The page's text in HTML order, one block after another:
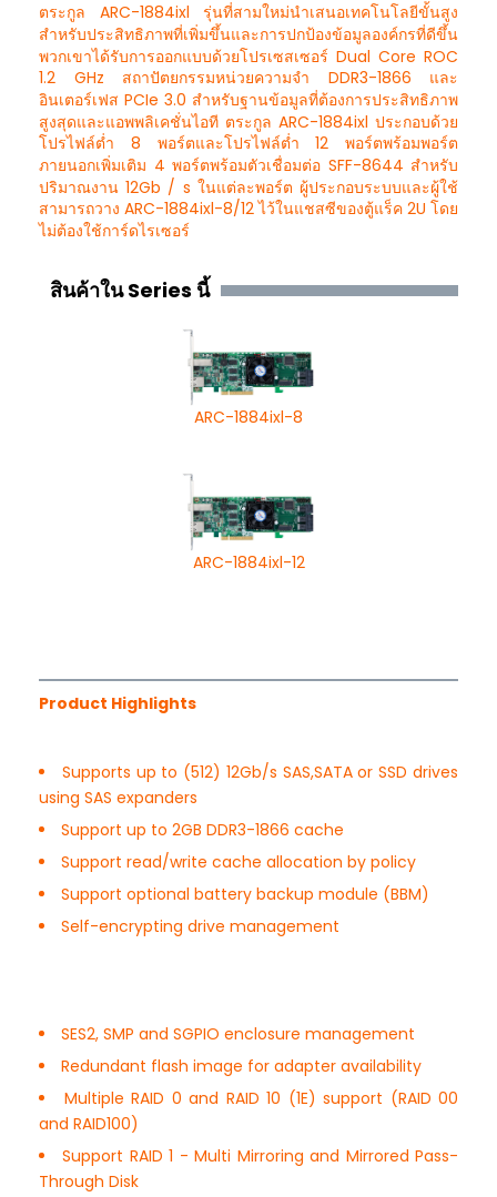
ตระกูล ARC-1884ixl รุ่นที่สามใหม่นำเสนอเทคโนโลยีขั้นสูง
สำหรับประสิทธิภาพที่เพิ่มขึ้นและการปกป้องข้อมูลองค์กรที่ดีขึ้น
พวกเขาได้รับการออกแบบด้วยโปรเซสเซอร์ Dual Core ROC
1.2 GHz สถาปัตยกรรมหน่วยความจำ DDR3-1866 และ
อินเตอร์เฟส PCIe 3.0 สำหรับฐานข้อมูลที่ต้องการประสิทธิภาพ
สูงสุดและแอพพลิเคชั่นไอที ตระกูล ARC-1884ixl ประกอบด้วย
โปรไฟล์ต่ำ 8 พอร์ตและโปรไฟล์ต่ำ 12 พอร์ตพร้อมพอร์ต
ภายนอกเพิ่มเติม 4 พอร์ตพร้อมตัวเชื่อมต่อ SFF-8644 สำหรับ
ปริมาณงาน 12Gb / s ในแต่ละพอร์ต ผู้ประกอบระบบและผู้ใช้
สามารถวาง ARC-1884ixl-8/12 ไว้ในแชสซีของตู้แร็ค 2U โดย
ไม่ต้องใช้การ์ดไรเซอร์
สินค้าใน Series นี้
ARC-1884ixl-8
ARC-1884ixl-12
Product Highlights
Supports up to (512) 12Gb/s SAS,SATA or SSD drives
using SAS expanders
Support up to 2GB DDR3-1866 cache
Support read/write cache allocation by policy
Support optional battery backup module (BBM)
Self-encrypting drive management
SES2, SMP and SGPIO enclosure management
Redundant flash image for adapter availability
Multiple RAID 0 and RAID 10 (1E) support (RAID 00
and RAID100)
Support RAID 1 - Multi Mirroring and Mirrored Pass-
Through Disk